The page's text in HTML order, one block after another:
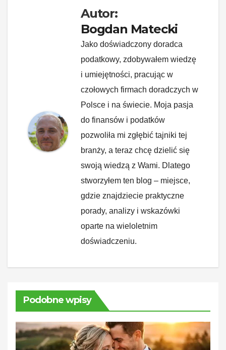
Autor:
Bogdan Matecki
Jako doświadczony doradca
podatkowy, zdobywałem wiedzę
i umiejętności, pracując w
czołowych firmach doradczych w
Polsce i na świecie. Moja pasja
do finansów i podatków
pozwoliła mi zgłębić tajniki tej
branży, a teraz chcę dzielić się
swoją wiedzą z Wami. Dlatego
stworzyłem ten blog – miejsce,
gdzie znajdziecie praktyczne
porady, analizy i wskazówki
oparte na wieloletnim
doświadczeniu.
Podobne wpisy